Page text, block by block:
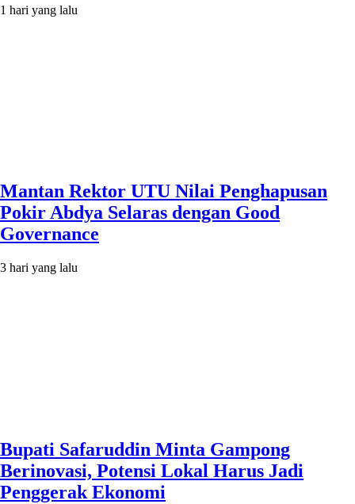
1 hari yang lalu
Mantan Rektor UTU Nilai Penghapusan
Pokir Abdya Selaras dengan Good
Governance
3 hari yang lalu
Bupati Safaruddin Minta Gampong
Berinovasi, Potensi Lokal Harus Jadi
Penggerak Ekonomi